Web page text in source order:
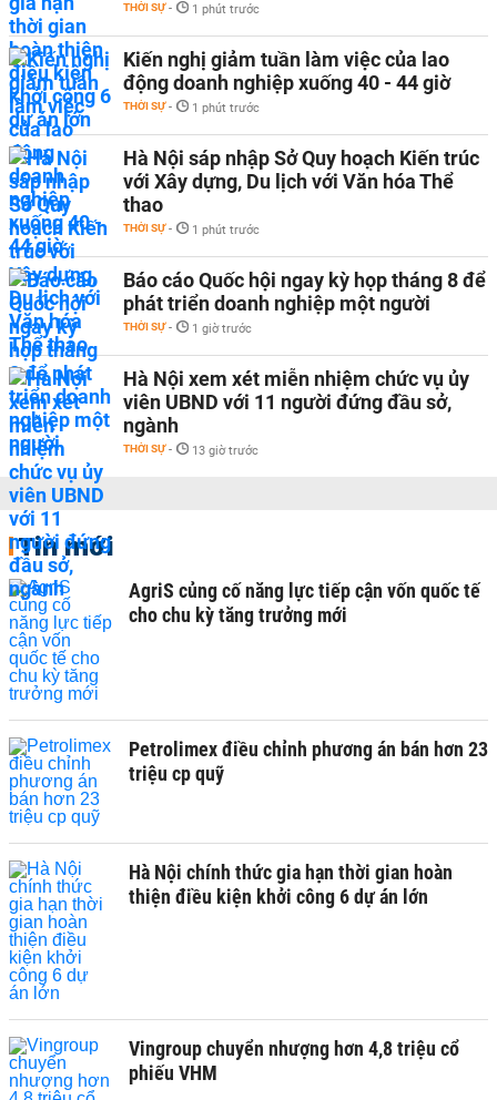
THỜI SỰ - 1 phút trước
Kiến nghị giảm tuần làm việc của lao
động doanh nghiệp xuống 40 - 44 giờ
THỜI SỰ - 1 phút trước
Hà Nội sáp nhập Sở Quy hoạch Kiến trúc
với Xây dựng, Du lịch với Văn hóa Thể
thao
THỜI SỰ - 1 phút trước
Báo cáo Quốc hội ngay kỳ họp tháng 8 để
phát triển doanh nghiệp một người
THỜI SỰ - 1 giờ trước
Hà Nội xem xét miễn nhiệm chức vụ ủy
viên UBND với 11 người đứng đầu sở,
ngành
THỜI SỰ - 13 giờ trước
Tin mới
AgriS củng cố năng lực tiếp cận vốn quốc tế
cho chu kỳ tăng trưởng mới
Petrolimex điều chỉnh phương án bán hơn 23
triệu cp quỹ
Hà Nội chính thức gia hạn thời gian hoàn
thiện điều kiện khởi công 6 dự án lớn
Vingroup chuyển nhượng hơn 4,8 triệu cổ
phiếu VHM